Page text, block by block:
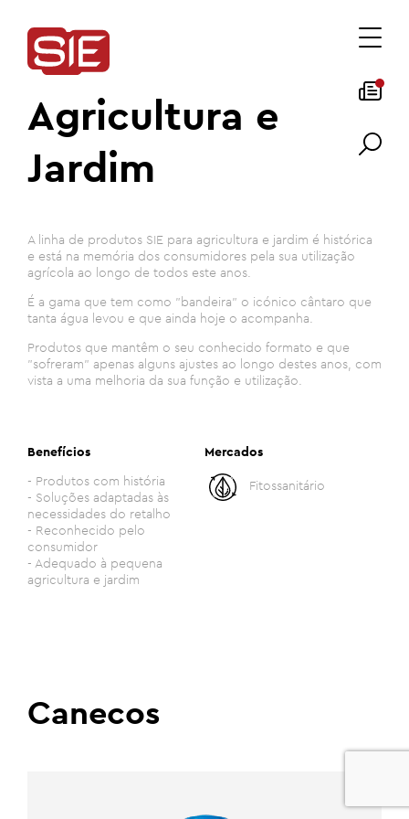
Agricultura e
Jardim
A linha de produtos SIE para agricultura e jardim é histórica
e está na memória dos consumidores pela sua utilização
agrícola ao longo de todos este anos.
É a gama que tem como "bandeira" o icónico cântaro que
tanta água levou e que ainda hoje o acompanha.
Produtos que mantêm o seu conhecido formato e que
"sofreram" apenas alguns ajustes ao longo destes anos, com
vista a uma melhoria da sua função e utilização.
Benefícios
- Produtos com história
- Soluções adaptadas às
necessidades do retalho
- Reconhecido pelo
consumidor
- Adequado à pequena
agricultura e jardim
Mercados
Fitossanitário
Canecos